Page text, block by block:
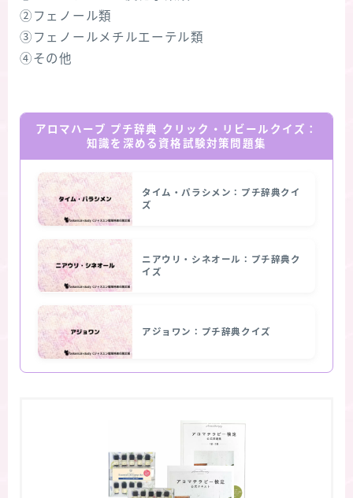
②フェノール類
③フェノールメチルエーテル類
④その他
アロマハーブ プチ辞典 クリック・リビールクイズ：
知識を深める資格試験対策問題集
タイム・パラシメン：プチ辞典クイ
ズ
ニアウリ・シネオール：プチ辞典ク
イズ
アジョワン：プチ辞典クイズ